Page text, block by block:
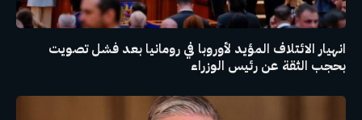
انهيار الائتلاف المؤيد لأوروبا في رومانيا بعد فشل تصويت
بحجب الثقة عن رئيس الوزراء